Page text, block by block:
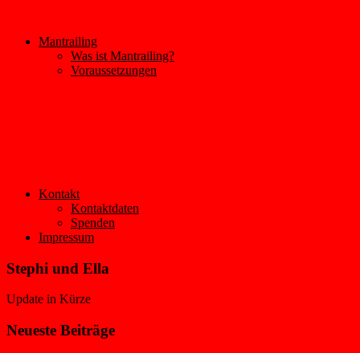
Mantrailing
Was ist Mantrailing?
Voraussetzungen
Kontakt
Kontaktdaten
Spenden
Impressum
Stephi und Ella
Update in Kürze
Neueste Beiträge